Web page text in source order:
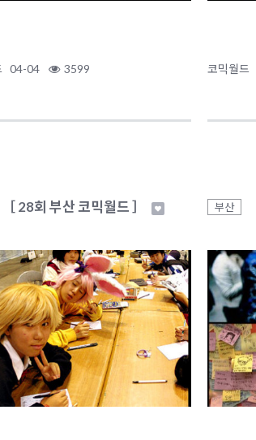
04-04 3599 코믹월드
［ 28회 부산 코믹월드 ］ 부산